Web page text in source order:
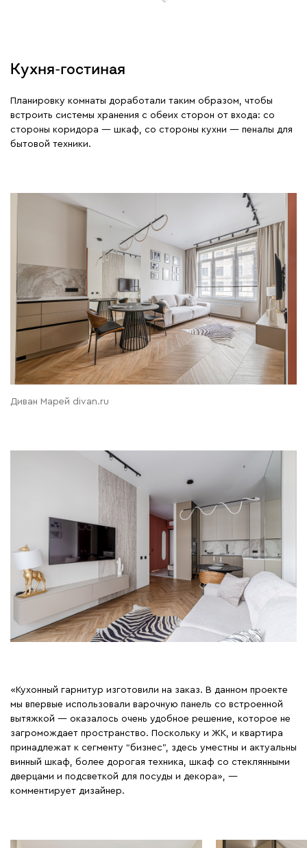
Кухня-гостиная
Планировку комнаты доработали таким образом, чтобы
встроить системы хранения с обеих сторон от входа: со
стороны коридора — шкаф, со стороны кухни — пеналы для
бытовой техники.
Диван Марей divan.ru
«Кухонный гарнитур изготовили на заказ. В данном проекте
мы впервые использовали варочную панель со встроенной
вытяжкой — оказалось очень удобное решение, которое не
загромождает пространство. Поскольку и ЖК, и квартира
принадлежат к сегменту “бизнес”, здесь уместны и актуальны
винный шкаф, более дорогая техника, шкаф со стеклянными
дверцами и подсветкой для посуды и декора», —
комментирует дизайнер.